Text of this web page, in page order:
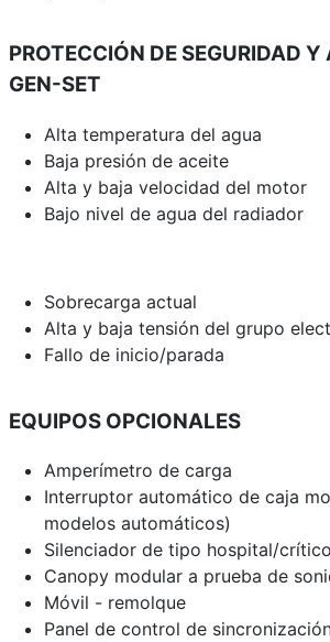
PROTECCIÓN DE SEGURIDAD
GEN-SET
Alta temperatura del agua
Baja presión de aceite
Alta y baja velocidad del motor
Bajo nivel de agua del radiador
Sobrecarga actual
Alta y baja tensión del grupo
Fallo de inicio/parada
EQUIPOS OPCIONALES
Amperímetro de carga
Interruptor automático de caja
modelos automáticos)
Silenciador de tipo hospital/crítico
Canopy modular a prueba de
Móvil - remolque
Panel de control de